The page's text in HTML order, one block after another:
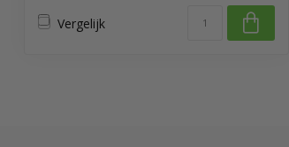
Vergelijk